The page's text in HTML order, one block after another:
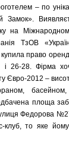
– по
Замок».
на
ТзОВ
право
28. Фірма
Євро-2012 –
басейном,
площа
Федорова
клуб, то яке